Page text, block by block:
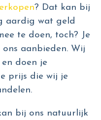
? Dat kan bij
aardig wat geld
te doen, toch? Je
aanbieden. Wij
doen je
prijs die wij je
bij ons natuurlijk